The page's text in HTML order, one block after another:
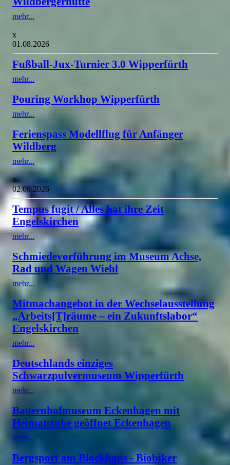
mehr...
x
01.08.2026
Fußball-Jux-Turnier 3.0 Wipperfürth
mehr...
Pouring Workhop Wipperfürth
mehr...
Ferienspass Modellflug für Anfänger
Wildberg
mehr...
x
02.08.2026
Tempus fugit / Alles hat ihre Zeit
Engelskirchen
mehr...
Schmiedevorführung im Museum Achse,
Rad und Wagen Wiehl
mehr...
Mitmachangebot in der Wechselausstellung
„Arbeits[T]räume – ein Zukunftslabor“
Engelskirchen
mehr...
Deutschlands einziges
Schwarzpulvermuseum Wipperfürth
mehr...
Bauernhofmuseum Eckenhagen mit
Heimatstube geöffnet Eckenhagen
mehr...
Bergsport am Blockhaus - Biobiker